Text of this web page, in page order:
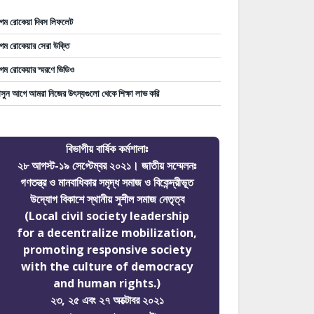
রোকেয়া দিবস লিফলেট
রোকেয়ার সেরা উক্তি
রোকেয়ার স্মরণে ভিডিও
আগে আমরা নিজের উৎস্যগুলো থেকে শিক্ষা লাভ করি
বিভাগীয় বার্ষিক কর্মশালাঃ
২৮ আগস্ট-১৯ সেপ্টেম্বর ২০২১। জাতীয় সম্মেলনঃ
গণতন্ত্র ও মানবাধিকার সমৃদ্ধ সমাজ ও বিকেন্দ্রীভূত
উদ্যোগ বিকাশে স্থানীয় সুশীল সমাজ নেতৃত্ব
(Local civil society leadership
for a decentralize mobilization,
promoting responsive society
with the culture of democracy
and human rights.)
২৩, ২৫ এবং ২৭ অক্টোবর ২০২১